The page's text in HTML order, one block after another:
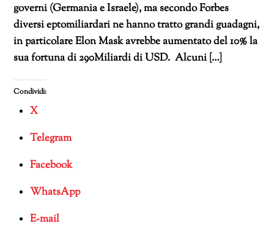
governi (Germania e Israele), ma secondo Forbes
diversi eptomiliardari ne hanno tratto grandi guadagni,
in particolare Elon Mask avrebbe aumentato del 10% la
sua fortuna di 290Miliardi di USD. Alcuni […]
Condividi:
X
Telegram
Facebook
WhatsApp
E-mail